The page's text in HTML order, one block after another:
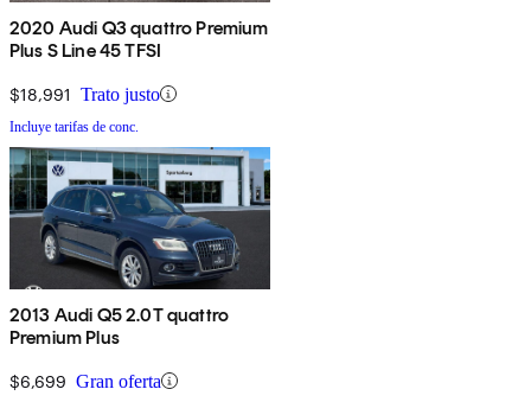
2020 Audi Q3 quattro Premium
Plus S Line 45 TFSI
$18,991 Trato justo
Incluye tarifas de conc.
2013 Audi Q5 2.0T quattro
Premium Plus
$6,699 Gran oferta